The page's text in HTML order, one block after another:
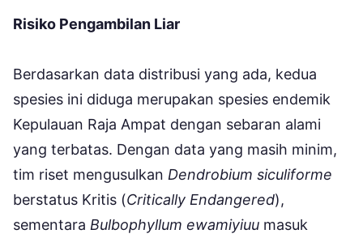
Risiko Pengambilan Liar
Berdasarkan data distribusi yang ada, kedua
spesies ini diduga merupakan spesies endemik
Kepulauan Raja Ampat dengan sebaran alami
yang terbatas. Dengan data yang masih minim,
tim riset mengusulkan Dendrobium siculiforme
berstatus Kritis (Critically Endangered),
sementara Bulbophyllum ewamiyiuu masuk